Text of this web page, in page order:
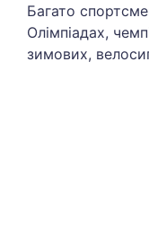
Багато
Олімпіадах,
зимових,